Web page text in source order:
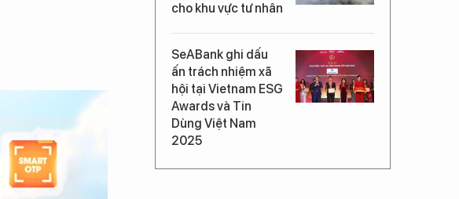
cho khu vực tư nhân
SeABank ghi dấu
ấn trách nhiệm xã
hội tại Vietnam ESG
Awards và Tin
Dùng Việt Nam
2025